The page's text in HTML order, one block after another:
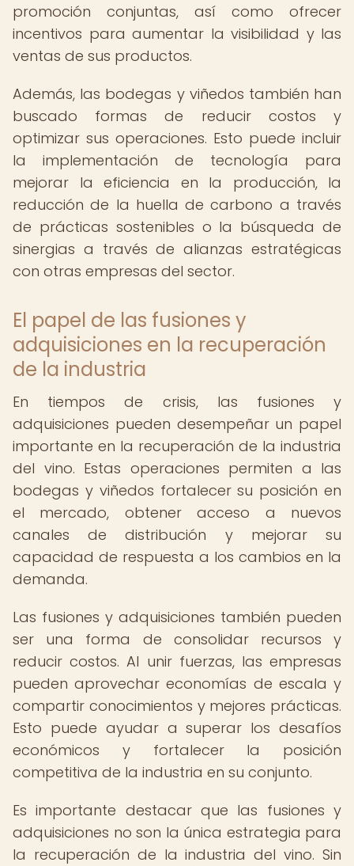
promoción conjuntas, así como ofrecer
incentivos para aumentar la visibilidad y las
ventas de sus productos.
Además, las bodegas y viñedos también han
buscado formas de reducir costos y
optimizar sus operaciones. Esto puede incluir
la implementación de tecnología para
mejorar la eficiencia en la producción, la
reducción de la huella de carbono a través
de prácticas sostenibles o la búsqueda de
sinergias a través de alianzas estratégicas
con otras empresas del sector.
El papel de las fusiones y
adquisiciones en la recuperación
de la industria
En tiempos de crisis, las fusiones y
adquisiciones pueden desempeñar un papel
importante en la recuperación de la industria
del vino. Estas operaciones permiten a las
bodegas y viñedos fortalecer su posición en
el mercado, obtener acceso a nuevos
canales de distribución y mejorar su
capacidad de respuesta a los cambios en la
demanda.
Las fusiones y adquisiciones también pueden
ser una forma de consolidar recursos y
reducir costos. Al unir fuerzas, las empresas
pueden aprovechar economías de escala y
compartir conocimientos y mejores prácticas.
Esto puede ayudar a superar los desafíos
económicos y fortalecer la posición
competitiva de la industria en su conjunto.
Es importante destacar que las fusiones y
adquisiciones no son la única estrategia para
la recuperación de la industria del vino. Sin